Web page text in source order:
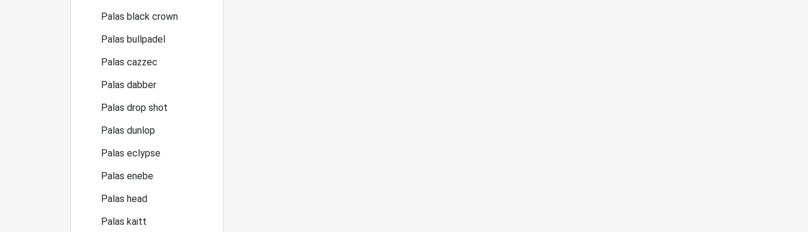
Palas black crown
Palas bullpadel
Palas cazzec
Palas dabber
Palas drop shot
Palas dunlop
Palas eclypse
Palas enebe
Palas head
Palas kaitt